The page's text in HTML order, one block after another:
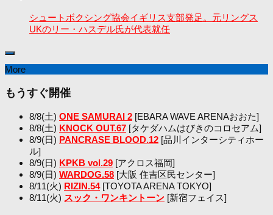
シュートボクシング協会イギリス支部発足。元リングス
UKのリー・ハスデル氏が代表就任
More
もうすぐ開催
8/8(土) ONE SAMURAI 2 [EBARA WAVE ARENAおおた]
8/8(土) KNOCK OUT.67 [タケダハムはびきのコロセアム]
8/9(日) PANCRASE BLOOD.12 [品川インターシティホー
ル]
8/9(日) KPKB vol.29 [アクロス福岡]
8/9(日) WARDOG.58 [大阪 住吉区民センター]
8/11(火) RIZIN.54[TOYOTA ARENA TOKYO]
8/11(火) スック・ワンキントーン [新宿フェイス]